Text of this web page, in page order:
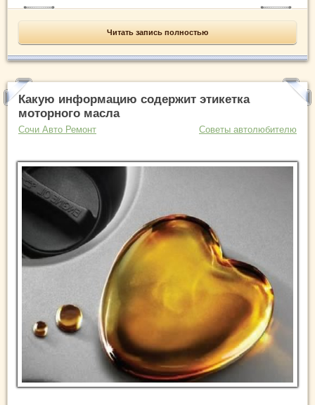
Читать запись полностью
Какую информацию содержит этикетка
моторного масла
Сочи Авто Ремонт Советы автолюбителю